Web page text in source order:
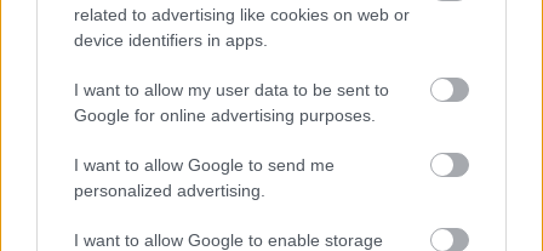
related to advertising like cookies on web or
device identifiers in apps.
I want to allow my user data to be sent to
Google for online advertising purposes.
I want to allow Google to send me
personalized advertising.
I want to allow Google to enable storage